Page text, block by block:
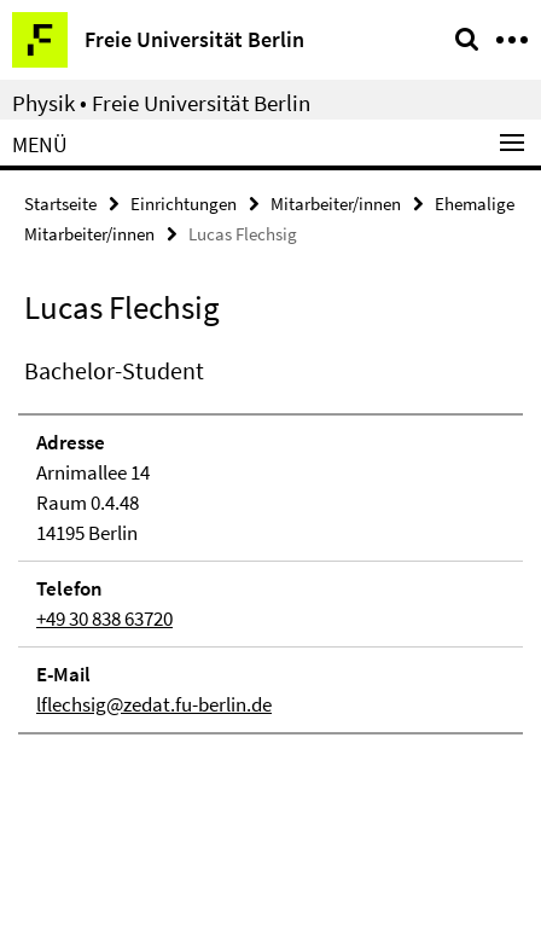
Springe
direkt
zu
Inhalt
Freie Universität Berlin
Service-
Navigation
Physik • Freie Universität Berlin
MENÜ
Startseite Einrichtungen Mitarbeiter/innen
Ehemalige
Mitarbeiter/innen
Lucas Flechsig
Lucas Flechsig
Bachelor-Student
Adresse
Arnimallee 14
Raum 0.4.48
14195 Berlin
Telefon
+49 30 838 63720
E-Mail
lflechsig@zedat.fu-berlin.de